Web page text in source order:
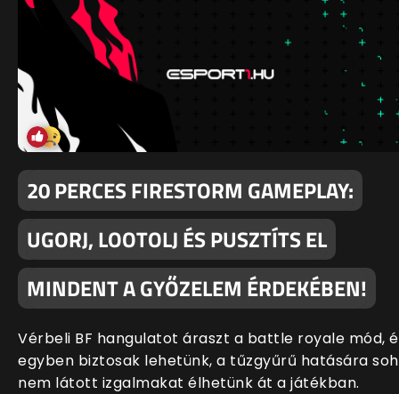
20 PERCES FIRESTORM GAMEPLAY:
UGORJ, LOOTOLJ ÉS PUSZTÍTS EL
MINDENT A GYŐZELEM ÉRDEKÉBEN!
Vérbeli BF hangulatot áraszt a battle royale mód,
egyben biztosak lehetünk, a tűzgyűrű hatására
nem látott izgalmakat élhetünk át a játékban.